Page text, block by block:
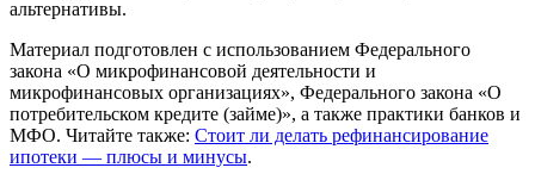
альтернативы.
Материал подготовлен с использованием Федерального
закона «О микрофинансовой деятельности и
микрофинансовых организациях», Федерального закона «О
потребительском кредите (займе)», а также практики банков и
МФО. Читайте также: Стоит ли делать рефинансирование
ипотеки — плюсы и минусы.